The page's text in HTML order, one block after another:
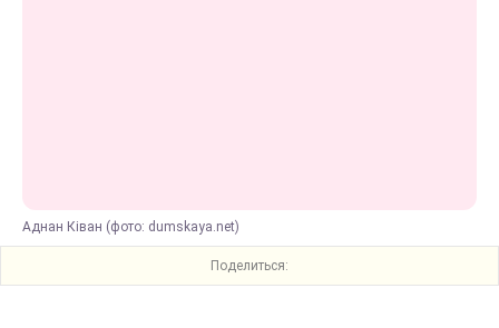
Аднан Ківан (фото: dumskaya.net)
Поделиться: